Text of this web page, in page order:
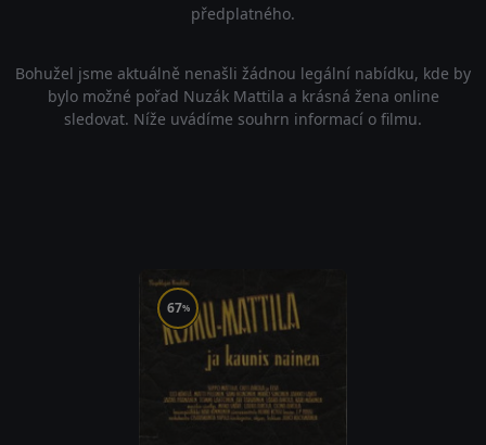
předplatného.
Bohužel jsme aktuálně nenašli žádnou legální nabídku, kde by
bylo možné pořad Nuzák Mattila a krásná žena online
sledovat. Níže uvádíme souhrn informací o filmu.
67%